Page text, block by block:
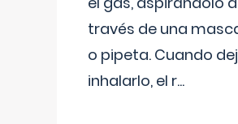
través de una
o pipeta. Cuando
inhalarlo, el r...